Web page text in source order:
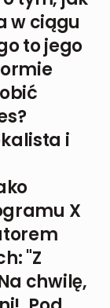
w ciągu
to jego
i
X
"Z
chwilę,